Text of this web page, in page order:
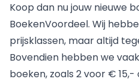
Koop dan nu jouw nieuwe
BoekenVoordeel. Wij
prijsklassen, maar altijd
Bovendien hebben we
boeken, zoals 2 voor € 15,-